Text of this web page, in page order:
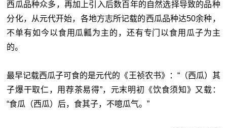
西瓜品种众多，再加上引入后数百年的自然选择导致的品种
分化，从元代开始，各地方志所记载的西瓜品种达50余种，
不单有如今以食用瓜瓤为主的，还有专门以食用瓜子为主
的。
最早记载西瓜子可食的是元代的《王祯农书》：“（西瓜）其
子爆干取仁，用荐茶易得”，元末明初《饮食须知》又载：
“食瓜（西瓜）后，食其子，不噫瓜气。”